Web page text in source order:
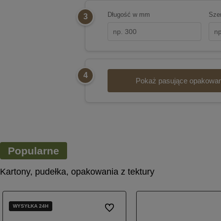
3 Długość w mm
4
Pokaż pasujące
Popularne
Kartony, pudełka, opakowania z tektury
WYSYŁKA 24H
WYSYŁKA 24H Do ulubionych